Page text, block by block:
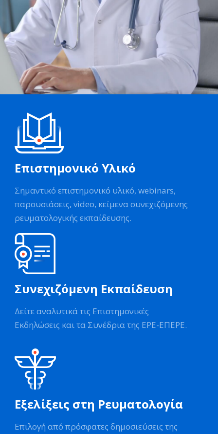
Επιστημονικό Υλικό
Σημαντικό επιστημονικό υλικό, webinars,
παρουσιάσεις, video, κείμενα συνεχιζόμενης
ρευματολογικής εκπαίδευσης.
Συνεχιζόμενη Εκπαίδευση
Δείτε αναλυτικά τις Επιστημονικές
Εκδηλώσεις και τα Συνέδρια της ΕΡΕ-ΕΠΕΡΕ.
Εξελίξεις στη Ρευματολογία
Επιλογή από πρόσφατες δημοσιεύσεις της